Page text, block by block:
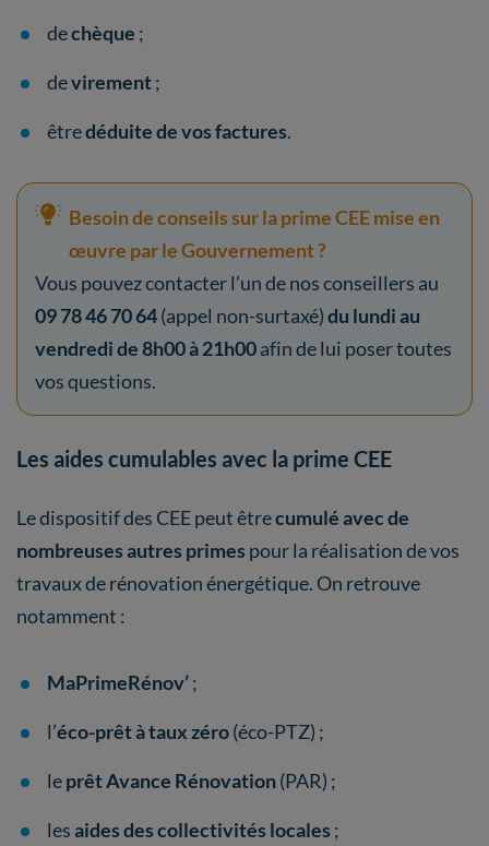
dechèque ;
devirement;
êtredéduite de vos factures.
Besoin de conseils sur la prime CEE mise en
œuvre par le Gouvernement ?
Vous pouvez contacter l’un de nos conseillers au
09 78 46 70 64(appel non-surtaxé)du lundi au
vendredi de 8h00 à 21h00afin de lui poser toutes
vos questions.
Les aides cumulables avec la prime CEE
Le dispositif des CEE peut êtrecumulé avec de
nombreuses autres primes pour la réalisation de vos
travaux de rénovation énergétique. On retrouve
notamment :
MaPrimeRénov’;
l’éco-prêt à taux zéro(éco-PTZ) ;
leprêt Avance Rénovation(PAR) ;
lesaides des collectivités locales ;